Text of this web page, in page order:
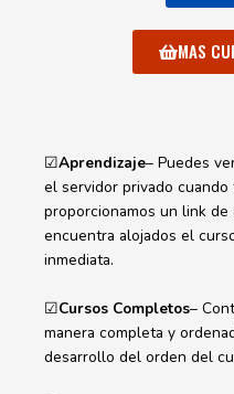
MAS
☑Aprendizaje– Puedes
el servidor privado
proporcionamos un link
encuentra alojados el
inmediata.
☑Cursos Completos–
manera completa y
desarrollo del orden del